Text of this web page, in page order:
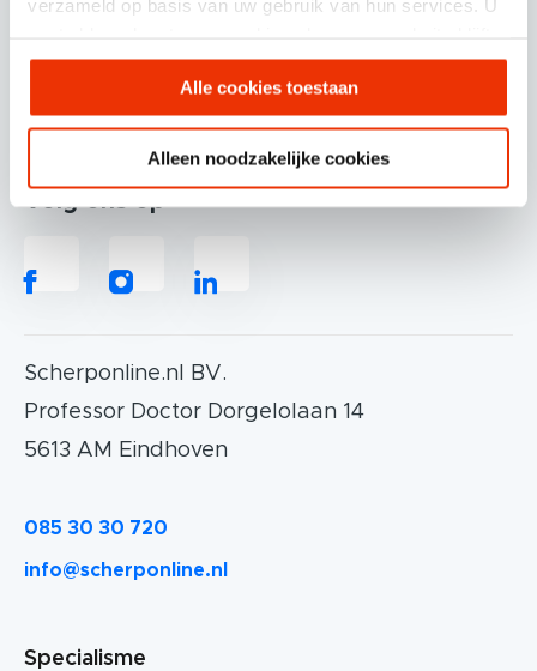
verzameld op basis van uw gebruik van hun services. U
gebruiken.
Alle cookies toestaan
Alleen noodzakelijke cookies
© SCHERPONLINE 2026
Scherponline.nl BV.
Professor Doctor Dorgelolaan 14
5613 AM Eindhoven
085 30 30 720
info@scherponline.nl
Specialisme